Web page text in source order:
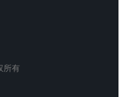
所有